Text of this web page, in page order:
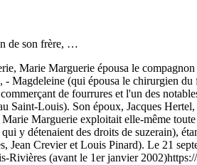
de son frère, …
Marie Marguerie épousa le
Magdeleine (qui épousa le chirurgien
de fourrures et l'un des
Saint-Louis). Son époux, Jacques
Marguerie exploitait elle-même
y détenaient des droits de suzerain),
Jean Crevier et Louis Pinard). Le 21
Rivières (avant le 1er janvier 2002)